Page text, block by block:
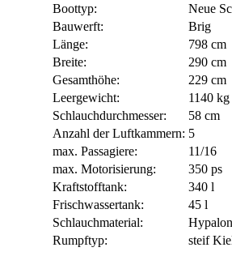
Boottyp:
Neue
Bauwerft:
Brig
Länge:
798 cm
Breite:
290 cm
Gesamthöhe:
229 cm
Leergewicht:
1140 kg
Schlauchdurchmesser:
58 cm
Anzahl der Luftkammern: 5
max. Passagiere:
11/16
max. Motorisierung:
350 ps
Kraftstofftank:
340 l
Frischwassertank:
45 l
Schlauchmaterial:
Rumpftyp:
steif